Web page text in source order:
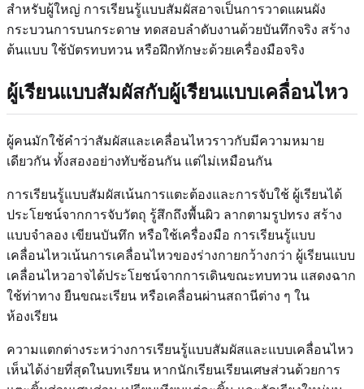
สำหรับผู้ใหญ่ การเรียนรู้แบบสัมผัสอาจเป็นการวาดแผนผัง
กระบวนการบนกระดาษ ทดสอบลำดับงานด้วยบันทึกจริง สร้าง
ต้นแบบ ใช้บัตรทบทวน หรือฝึกทักษะด้วยเครื่องมือจริง
ผู้เรียนแบบสัมผัสกับผู้เรียนแบบเคลื่อนไหว
ผู้คนมักใช้คำว่าสัมผัสและเคลื่อนไหวราวกับมีความหมาย
เดียวกัน ทั้งสองอย่างทับซ้อนกัน แต่ไม่เหมือนกัน
การเรียนรู้แบบสัมผัสเน้นการแตะต้องและการจับใช้ ผู้เรียนได้
ประโยชน์จากการจับวัตถุ รู้สึกถึงพื้นผิว ลากตามรูปทรง สร้าง
แบบจำลอง เขียนบันทึก หรือใช้เครื่องมือ การเรียนรู้แบบ
เคลื่อนไหวเน้นการเคลื่อนไหวของร่างกายกว้างกว่า ผู้เรียนแบบ
เคลื่อนไหวอาจได้ประโยชน์จากการเดินขณะทบทวน แสดงฉาก
ใช้ท่าทาง ยืนขณะเรียน หรือเคลื่อนผ่านสถานีต่าง ๆ ใน
ห้องเรียน
ความแตกต่างระหว่างการเรียนรู้แบบสัมผัสและแบบเคลื่อนไหว
เห็นได้ง่ายที่สุดในบทเรียน หากนักเรียนเรียนเศษส่วนด้วยการ